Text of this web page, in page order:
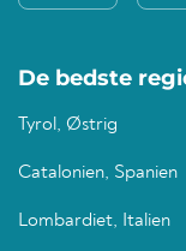
De bedste
Tyrol, Østrig
Catalonien, Spanien
Lombardiet, Italien